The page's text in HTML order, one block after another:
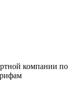
компании по